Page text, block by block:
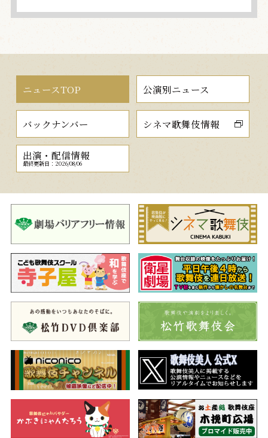
ニュースTOP 公演別ニュース
バックナンバー シネマ歌舞伎情報
出演・配信情報
最終更新日：2026/08/06